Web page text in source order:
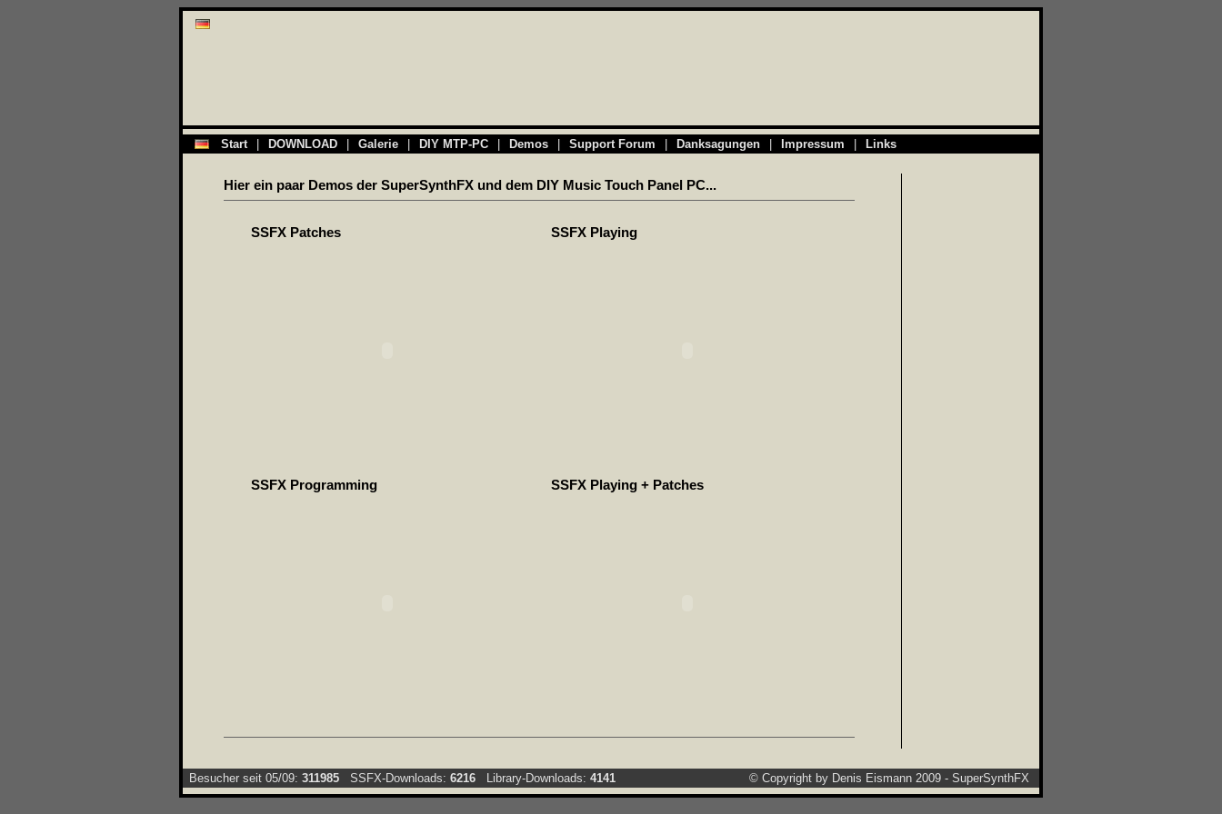
Start DOWNLOAD Galerie DIY MTP-PC Demos Support Forum Danksagungen Impressum Links
Hier ein paar Demos der SuperSynthFX und dem DIY Music Touch Panel PC...
SSFX Patches SSFX Playing
SSFX Programming SSFX Playing + Patches
Besucher seit 05/09: 311985 SSFX-Downloads: 6216 Library-Downloads: 4141 © Copyright by Denis Eismann 2009 - SuperSynthFX